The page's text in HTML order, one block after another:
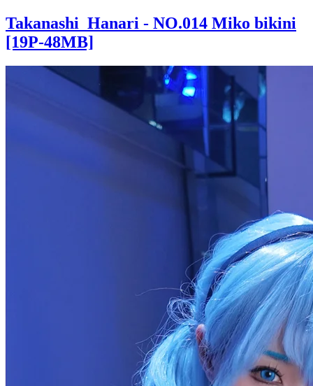
Takanashi_Hanari - NO.014 Miko bikini
[19P-48MB]